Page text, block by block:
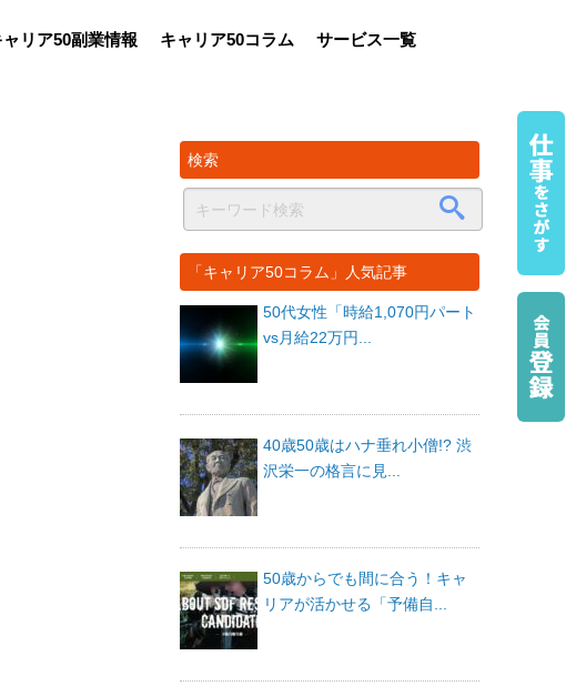
ャリア50副業情報 キャリア50コラム サービス一覧
検索
「キャリア50コラム」人気記事
50代女性「時給1,070円パート
vs月給22万円...
40歳50歳はハナ垂れ小僧!? 渋
沢栄一の格言に見...
50歳からでも間に合う！キャ
リアが活かせる「予備自...